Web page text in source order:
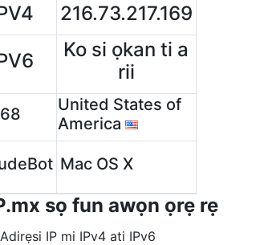
216.73.217.169
Ko si ọkan ti a
rii
United States of
America
Mac OS X
sọ fun awọn ọrẹ rẹ
IP mi IPv4 ati IPv6